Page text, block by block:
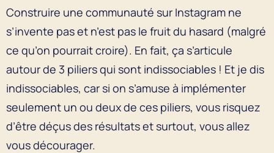
Construire une communauté sur Instagram ne
s’invente pas et n’est pas le fruit du hasard (malgré
ce qu’on pourrait croire). En fait, ça s’articule
autour de 3 piliers qui sont indissociables ! Et je dis
indissociables, car si on s’amuse à implémenter
seulement un ou deux de ces piliers, vous risquez
d’être déçus des résultats et surtout, vous allez
vous décourager.